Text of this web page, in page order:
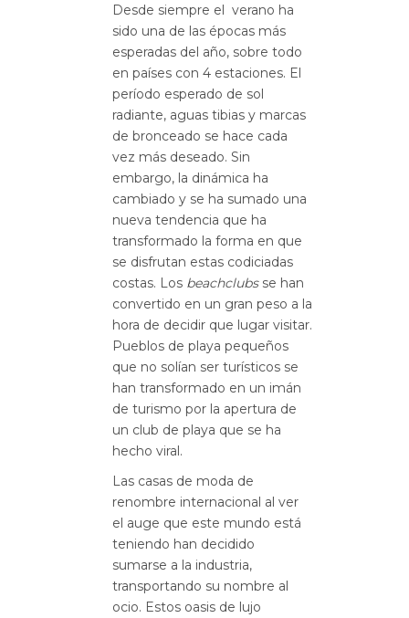
Desde siempre el verano ha
sido una de las épocas más
esperadas del año, sobre todo
en países con 4 estaciones. El
período esperado de sol
radiante, aguas tibias y marcas
de bronceado se hace cada
vez más deseado. Sin
embargo, la dinámica ha
cambiado y se ha sumado una
nueva tendencia que ha
transformado la forma en que
se disfrutan estas codiciadas
costas. Los beachclubsse han
convertido en un gran peso a la
hora de decidir que lugar visitar.
Pueblos de playa pequeños
que no solían ser turísticos se
han transformado en un imán
de turismo por la apertura de
un club de playa que se ha
hecho viral.
Las casas de moda de
renombre internacional al ver
el auge que este mundo está
teniendo han decidido
sumarse a la industria,
transportando su nombre al
ocio. Estos oasis de lujo